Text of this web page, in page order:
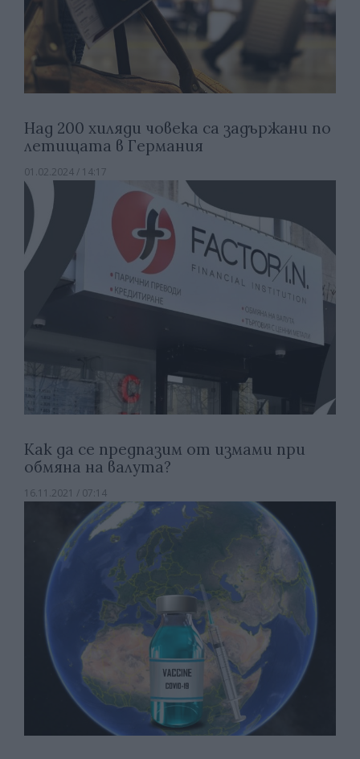
Над 200 хиляди човека са задържани по
летищата в Германия
01.02.2024 / 14:17
Как да се предпазим от измами при
обмяна на валута?
16.11.2021 / 07:14